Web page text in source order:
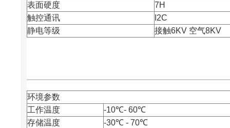
表面硬度
7H
触控通讯
I2C
静电等级
接触6KV 空气8KV
环境参数
工作温度
-10℃- 60℃
存储温度
-30℃ - 70℃